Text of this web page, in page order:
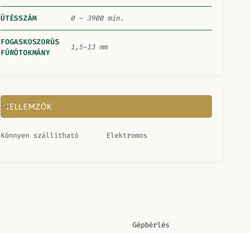
ÜTÉSSZÁM 0 – 3900 min.
FOGASKOSZORÚS
FÚRÓTOKMÁNY
1,5-13 mm
JELLEMZŐK
Könnyen szállítható Elektromos
Gépbérlés